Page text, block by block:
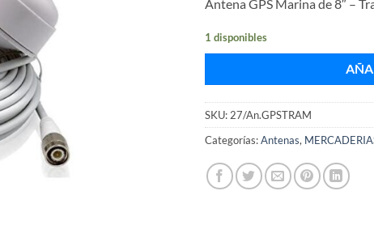
Antena GPS Marina de 8″ –
1 disponibles
SKU: 27/An.GPSTRAM
Categorías:Antenas,